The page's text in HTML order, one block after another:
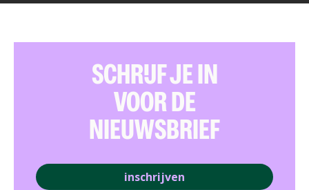
SCHRIJF JE IN
VOOR DE
NIEUWSBRIEF
inschrijven